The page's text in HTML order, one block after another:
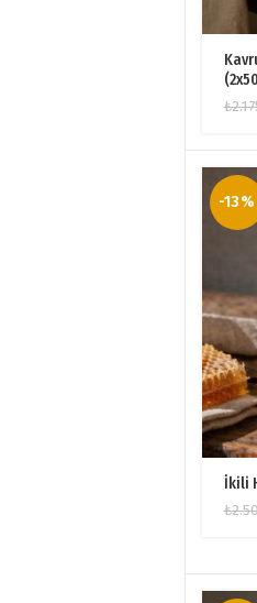
₺
-13%
İkili
₺